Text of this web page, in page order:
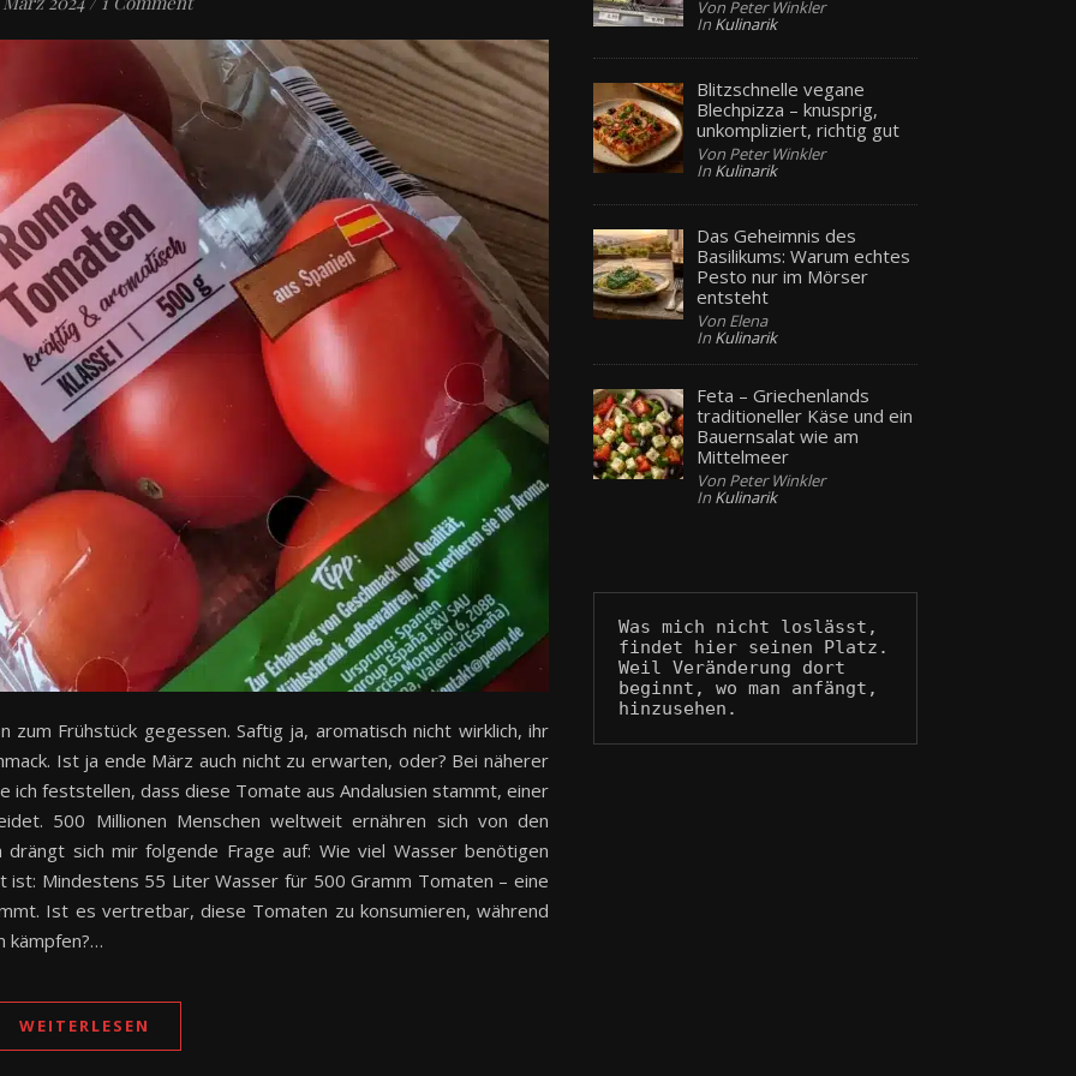
zum Frühstück gegessen. Saftig ja, aromatisch nicht wirklich, ihr
Ist ja ende März auch nicht zu erwarten, oder? Bei näherer
ich feststellen, dass diese Tomate aus Andalusien stammt, einer
500 Millionen Menschen weltweit ernähren sich von den
sich mir folgende Frage auf: Wie viel Wasser benötigen
Mindestens 55 Liter Wasser für 500 Gramm Tomaten – eine
Ist es vertretbar, diese Tomaten zu konsumieren, während
kämpfen?…
WEITERLESEN
Von Peter Winkler
In Kulinarik
Blitzschnelle vegane
Blechpizza – knusprig,
unkompliziert, richtig gut
Von Peter Winkler
In Kulinarik
Das Geheimnis des
Basilikums: Warum echtes
Pesto nur im Mörser
entsteht
Von Elena
In Kulinarik
Feta – Griechenlands
traditioneller Käse und ein
Bauernsalat wie am
Mittelmeer
Von Peter Winkler
In Kulinarik
Was mich nicht loslässt,
findet hier seinen Platz.
Weil Veränderung dort
beginnt, wo man anfängt,
hinzusehen.